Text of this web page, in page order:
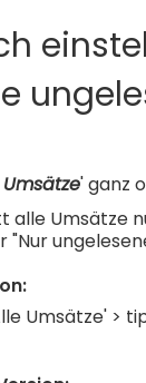
' ganz
alle Umsätze
"Nur
Umsätze' >